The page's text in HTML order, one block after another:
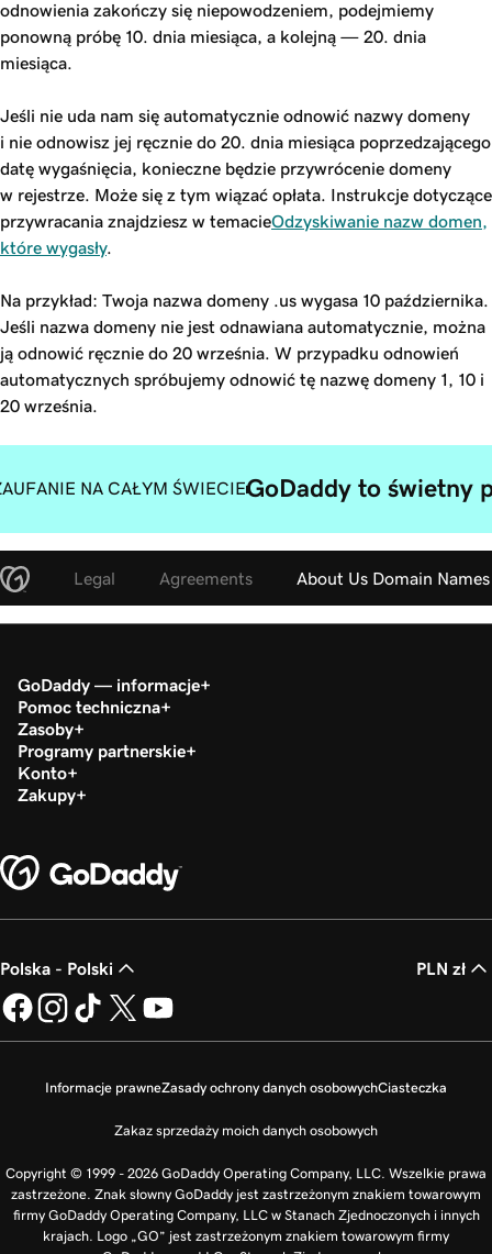
odnowienia zakończy się niepowodzeniem, podejmiemy
ponowną próbę 10. dnia miesiąca, a kolejną — 20. dnia
miesiąca.
Jeśli nie uda nam się automatycznie odnowić nazwy domeny
i nie odnowisz jej ręcznie do 20. dnia miesiąca poprzedzającego
datę wygaśnięcia, konieczne będzie przywrócenie domeny
w rejestrze. Może się z tym wiązać opłata. Instrukcje dotyczące
przywracania znajdziesz w temacieOdzyskiwanie nazw domen,
które wygasły.
Na przykład: Twoja nazwa domeny .us wygasa 10 października.
Jeśli nazwa domeny nie jest odnawiana automatycznie, można
ją odnowić ręcznie do 20 września. W przypadku odnowień
automatycznych spróbujemy odnowić tę nazwę domeny 1, 10 i
20 września.
NA CAŁYM ŚWIECIEGoDaddy to świetny
Legal Agreements About Us Domain Names
GoDaddy — informacje
Pomoc techniczna
Zasoby
Programy partnerskie
Konto
Zakupy
Polska - Polski PLN zł
Informacje prawneZasady ochrony danych osobowychCiasteczka
Zakaz sprzedaży moich danych osobowych
Copyright © 1999 - 2026 GoDaddy Operating Company, LLC. Wszelkie prawa
zastrzeżone. Znak słowny GoDaddy jest zastrzeżonym znakiem towarowym
firmy GoDaddy Operating Company, LLC w Stanach Zjednoczonych i innych
krajach. Logo „GO” jest zastrzeżonym znakiem towarowym firmy